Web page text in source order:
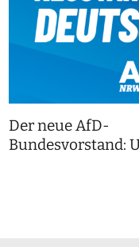
Der neue AfD-
Bundesvorstand: